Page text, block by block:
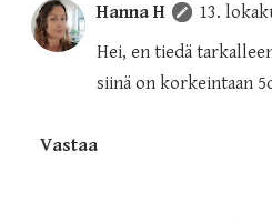
Hanna H
13.
Hei, en tiedä
siinä on korkeintaan
Vastaa